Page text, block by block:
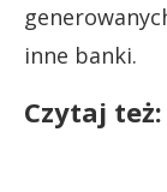
inne banki.
Czytaj też: